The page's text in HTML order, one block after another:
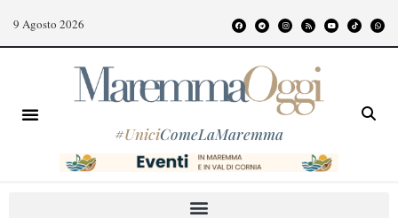
9 Agosto 2026
#UniciComeLaMaremma